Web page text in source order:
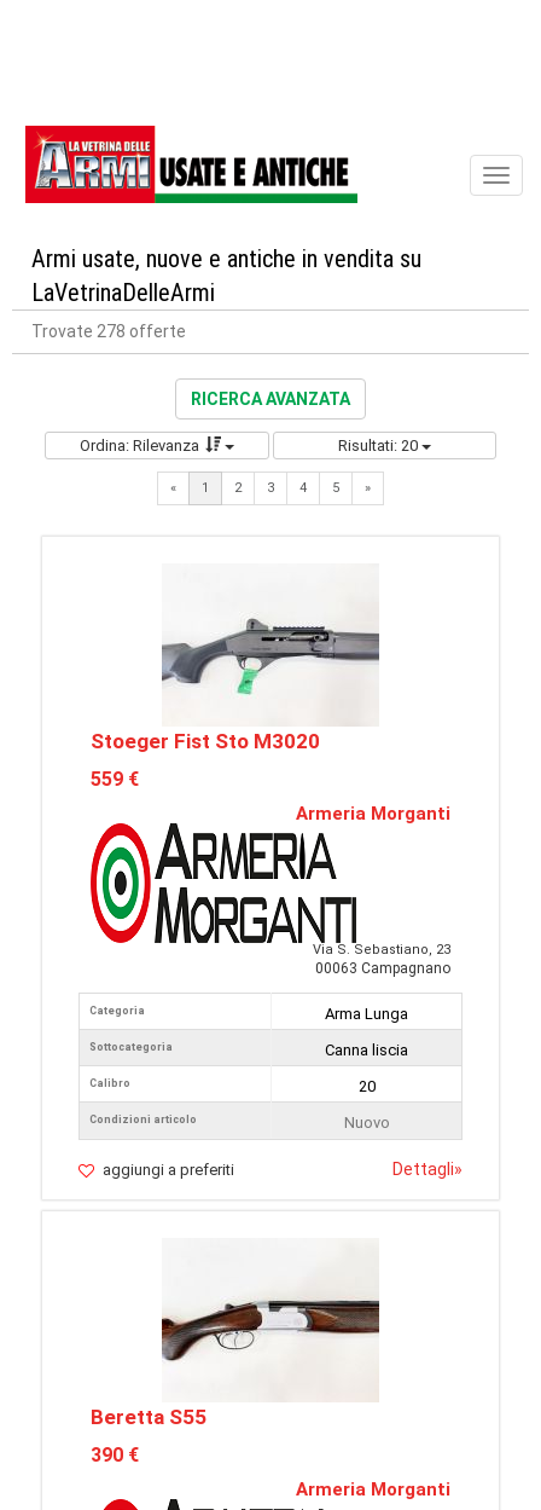
Armi usate, nuove e antiche in vendita su
LaVetrinaDelleArmi
Trovate 278 offerte
RICERCA AVANZATA
Ordina: Rilevanza Risultati: 20
« 1 2 3 4 5 »Next
Stoeger Fist Sto M3020
559 €
Armeria Morganti
Via S. Sebastiano, 23
00063 Campagnano
Categoria
Sottocategoria
Calibro
Condizioni articolo
Arma Lunga
Canna liscia
20
Nuovo
aggiungi a preferiti Dettagli»
Beretta S55
390 €
Armeria Morganti